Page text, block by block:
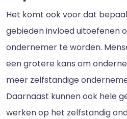
Het komt ook voor dat
gebieden invloed uitoefenen
ondernemer te worden.
een grotere kans om
meer zelfstandige
Daarnaast kunnen ook hele
werken op het zelfstandig